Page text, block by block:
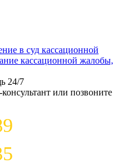
в суд кассационной
кассационной жалобы,
24/7
или позвоните